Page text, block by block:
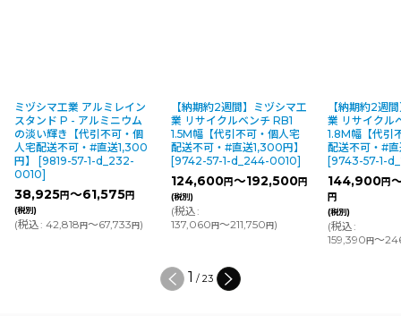
ミヅシマ工業 アルミレイン
スタンド P - アルミニウム
の淡い輝き【代引不可・個
人宅配送不可・#直送1,300
円】
[9819-57-1-d_232-
0010]
38,925円～61,575円
(税別)
(税込: 42,818円～67,733円)
【納期約2週間】ミヅシマ工
業 リサイクルベンチ RB1
1.5M幅【代引不可・個人宅
配送不可・#直送1,300円】
[9742-57-1-d_244-0010]
124,600円～192,500円
(税別)
(税込:
137,060円～211,750円)
【納期約2週
業 リサイクル
1.8M幅【代引
配送不可・#
[9743-57-1-
144,900円
円
(税別)
(税込:
159,390円～
1 / 23